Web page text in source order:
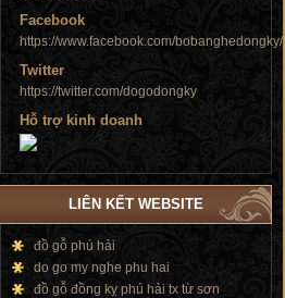
Tủ đứng
Facebook
https://www.facebook.com/bobanghedongky/
Twitter
https://twitter.com/dogodongky
Hỗ trợ kinh doanh
LIÊN KẾT WEBSITE
đồ gỗ phú hải
do go my nghe phu hai
đồ gỗ đồng kỵ phú hải tx từ sơn